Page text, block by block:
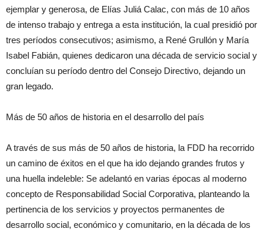
ejemplar y generosa, de Elías Juliá Calac, con más de 10 años
de intenso trabajo y entrega a esta institución, la cual presidió por
tres períodos consecutivos; asimismo, a René Grullón y María
Isabel Fabián, quienes dedicaron una década de servicio social y
concluían su período dentro del Consejo Directivo, dejando un
gran legado.
Más de 50 años de historia en el desarrollo del país
A través de sus más de 50 años de historia, la FDD ha recorrido
un camino de éxitos en el que ha ido dejando grandes frutos y
una huella indeleble: Se adelantó en varias épocas al moderno
concepto de Responsabilidad Social Corporativa, planteando la
pertinencia de los servicios y proyectos permanentes de
desarrollo social, económico y comunitario, en la década de los